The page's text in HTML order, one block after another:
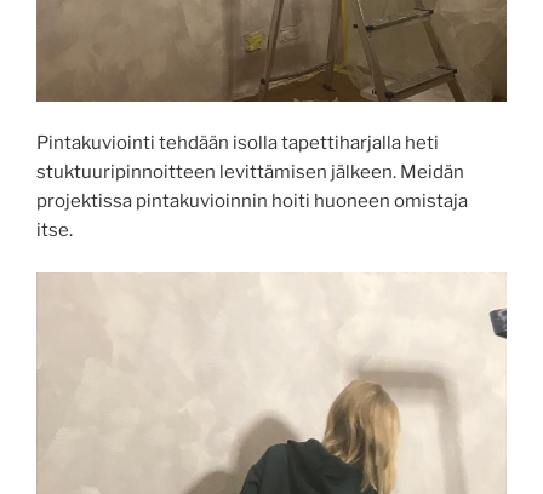
Pintakuviointi tehdään isolla tapettiharjalla heti
stuktuuripinnoitteen levittämisen jälkeen. Meidän
projektissa pintakuvioinnin hoiti huoneen omistaja
itse.